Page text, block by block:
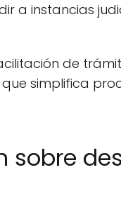
a instancias
de
simplifica
sobre